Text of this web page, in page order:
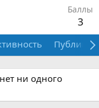
Баллы
3
ни одного